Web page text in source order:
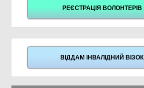
РЕЄСТРАЦІЯ ВОЛОНТЕРІВ
ВІДДАМ ІНВАЛІДНИЙ ВІЗОК